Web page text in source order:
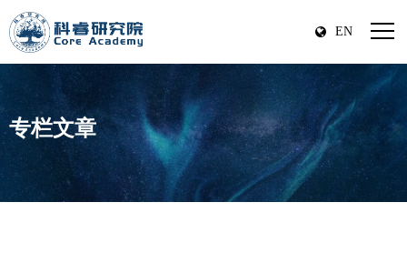
EN
专栏文章